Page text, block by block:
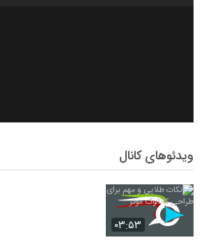
ویدئوهای کانال
۰۳:۵۳